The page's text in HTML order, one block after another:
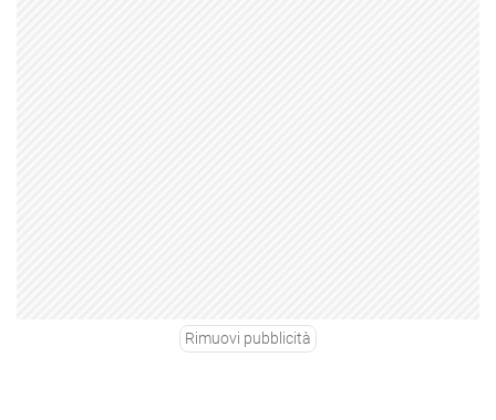
Rimuovi pubblicità